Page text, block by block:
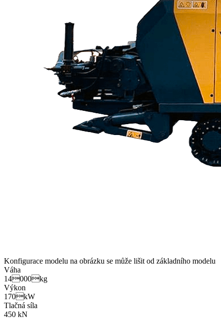
Konfigurace modelu na obrázku se může lišit od základního modelu
Váha
14000kg
Výkon
170kW
Tlačná síla
450 kN